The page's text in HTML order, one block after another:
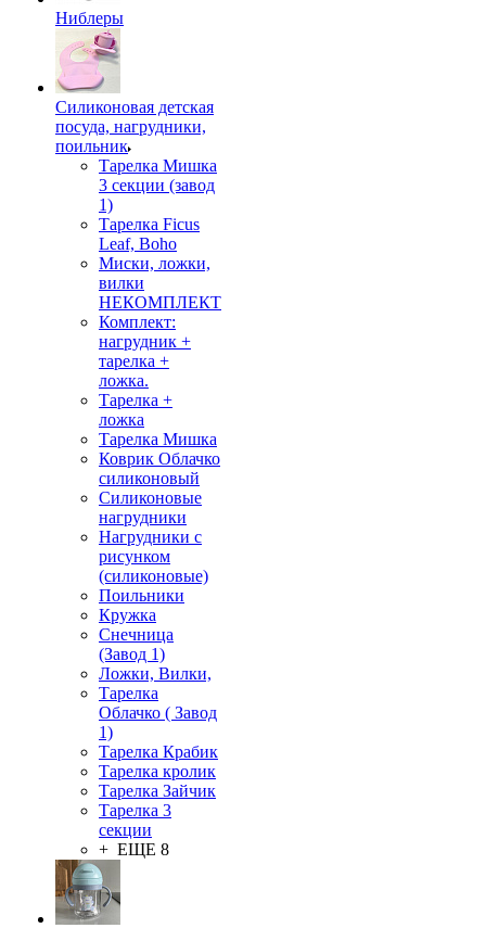
Ниблеры
Силиконовая детская
посуда, нагрудники,
поильник
Тарелка Мишка
3 секции (завод
1)
Тарелка Ficus
Leaf, Boho
Миски, ложки,
вилки
НЕКОМПЛЕКТ
Комплект:
нагрудник +
тарелка +
ложка.
Тарелка +
ложка
Тарелка Мишка
Коврик Облачко
силиконовый
Силиконовые
нагрудники
Нагрудники с
рисунком
(силиконовые)
Поильники
Кружка
Снечница
(Завод 1)
Ложки, Вилки,
Тарелка
Облачко ( Завод
1)
Тарелка Крабик
Тарелка кролик
Тарелка Зайчик
Тарелка 3
секции
+ ЕЩЕ 8